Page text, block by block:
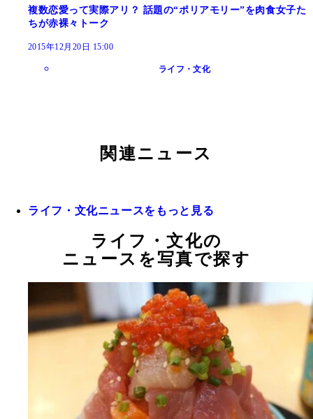
複数恋愛って実際アリ？ 話題の“ポリアモリー”を肉食女子た
ちが赤裸々トーク
2015年12月20日 15:00
ライフ・文化
関連ニュース
ライフ・文化ニュースをもっと見る
ライフ・文化の
ニュースを写真で探す